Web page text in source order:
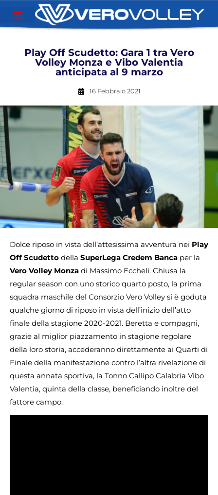
Play Off Scudetto: Gara 1 tra Vero
Volley Monza e Vibo Valentia
anticipata al 9 marzo
16 Febbraio 2021
Dolce riposo in vista dell’attesissima avventura nei Play
Off Scudetto della SuperLega Credem Banca per la
Vero Volley Monza di Massimo Eccheli. Chiusa la
regular season con uno storico quarto posto, la prima
squadra maschile del Consorzio Vero Volley si è goduta
qualche giorno di riposo in vista dell’inizio dell’atto
finale della stagione 2020-2021. Beretta e compagni,
grazie al miglior piazzamento in stagione regolare
della loro storia, accederanno direttamente ai Quarti di
Finale della manifestazione contro l’altra rivelazione di
questa annata sportiva, la Tonno Callipo Calabria Vibo
Valentia, quinta della classe, beneficiando inoltre del
fattore campo.